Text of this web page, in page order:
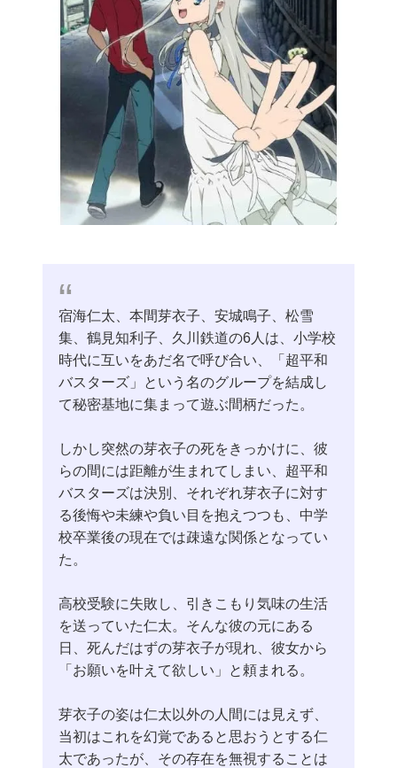
宿海仁太、本間芽衣子、安城鳴子、松雪
集、鶴見知利子、久川鉄道の6人は、小学校
時代に互いをあだ名で呼び合い、「超平和
バスターズ」という名のグループを結成し
て秘密基地に集まって遊ぶ間柄だった。
しかし突然の芽衣子の死をきっかけに、彼
らの間には距離が生まれてしまい、超平和
バスターズは決別、それぞれ芽衣子に対す
る後悔や未練や負い目を抱えつつも、中学
校卒業後の現在では疎遠な関係となってい
た。
高校受験に失敗し、引きこもり気味の生活
を送っていた仁太。そんな彼の元にある
日、死んだはずの芽衣子が現れ、彼女から
「お願いを叶えて欲しい」と頼まれる。
芽衣子の姿は仁太以外の人間には見えず、
当初はこれを幻覚であると思おうとする仁
太であったが、その存在を無視することは